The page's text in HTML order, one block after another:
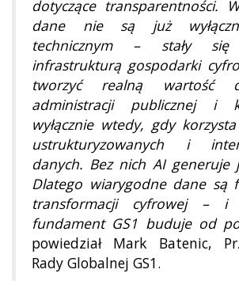
dotyczące transparentności.
dane nie są już
technicznym – stały się
infrastrukturą gospodarki
tworzyć realną wartość
administracji publicznej i
wyłącznie wtedy, gdy
ustrukturyzowanych i
danych. Bez nich AI generuje
Dlatego wiarygodne dane są
transformacji cyfrowej – i
fundament GS1 buduje od
powiedział Mark Batenic,
Rady Globalnej GS1.